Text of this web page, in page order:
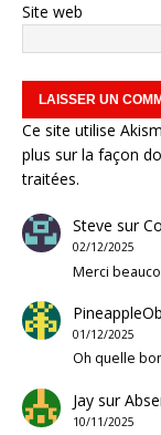
Site web
Ce site utilise
plus sur la façon
traitées.
Steve sur
02/12/2025
Merci
01/12/2025
Oh quelle
Jaysur
10/11/2025